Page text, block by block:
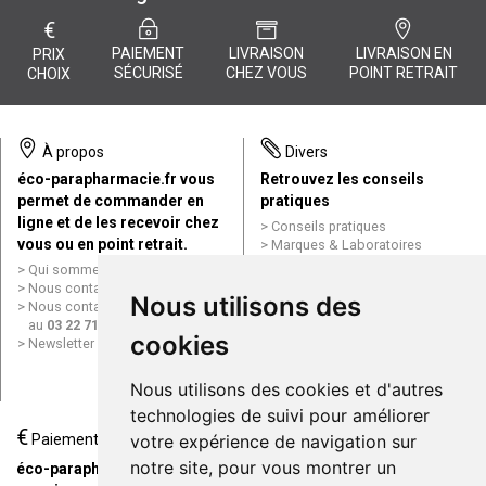
Nous utilisons des
cookies
Nous utilisons des cookies et d'autres
technologies de suivi pour améliorer
votre expérience de navigation sur
notre site, pour vous montrer un
€
PRIX
CHOIX
PAIEMENT
SÉCURISÉ
LIVRAISON
CHEZ VOUS
LIVRAISON EN
POINT RETRAIT
À propos
éco-parapharmacie.fr vous
permet de commander en
ligne et de les recevoir chez
vous ou en point retrait.
Qui sommes nous ?
Nous contacter par e-mail
Nous contacter par téléphone
au 03 22 71 64 10
Newsletter
Divers
Retrouvez les conseils
pratiques
Conseils pratiques
Marques & Laboratoires
Mentions légales
Données personnelles
ligne
€ Paiement
éco-parapharmacie.fr offre
Livraison / Point retrait
Commandez en ligne et